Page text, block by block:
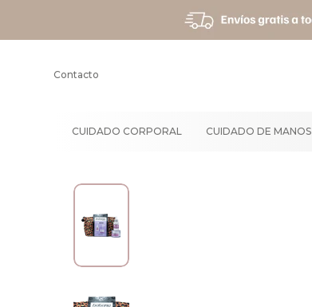
CUIDADO CORPORAL CUIDADO DE MANOS
Contacto